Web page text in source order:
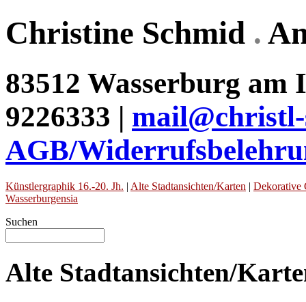
Christine Schmid .
83512 Wasserburg am
9226333 |
AGB/
Künstlergraphik 16.-20. Jh. | Alte Stadtansichten/Karten | Dekorative
Wasserburgensia
Suchen
Alte Stadtansichten/